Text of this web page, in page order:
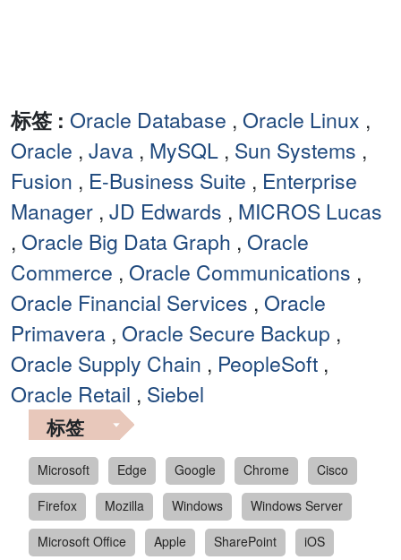
标签 : Oracle Database , Oracle Linux ,
Oracle , Java , MySQL , Sun Systems ,
Fusion , E-Business Suite , Enterprise
Manager , JD Edwards , MICROS Lucas
, Oracle Big Data Graph , Oracle
Commerce , Oracle Communications ,
Oracle Financial Services , Oracle
Primavera , Oracle Secure Backup ,
Oracle Supply Chain , PeopleSoft ,
Oracle Retail , Siebel
标签
Microsoft Edge Google Chrome
Cisco
Firefox
Mozilla Windows
Windows Server
Microsoft Office
Apple SharePoint
iOS